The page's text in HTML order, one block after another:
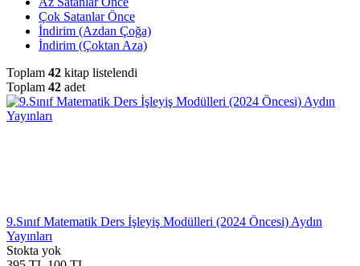
Çok Satanlar Önce
İndirim (Azdan Çoğa)
İndirim (Çoktan Aza)
Toplam 42 kitap listelendi
Toplam 42 adet
9.Sınıf Matematik Ders İşleyiş Modülleri (2024 Öncesi) Aydın
Yayınları
Stokta yok